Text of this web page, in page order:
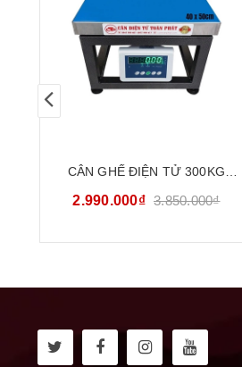
CÂN GHẾ ĐIỆN TỬ 300KG
2.990.000₫ 3.850.000₫